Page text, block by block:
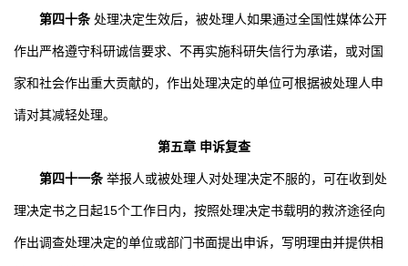
第四十条 处理决定生效后，被处理人如果通过全国性媒体公开
作出严格遵守科研诚信要求、不再实施科研失信行为承诺，或对国
家和社会作出重大贡献的，作出处理决定的单位可根据被处理人申
请对其减轻处理。
第五章 申诉复查
第四十一条 举报人或被处理人对处理决定不服的，可在收到处
理决定书之日起15个工作日内，按照处理决定书载明的救济途径向
作出调查处理决定的单位或部门书面提出申诉，写明理由并提供相